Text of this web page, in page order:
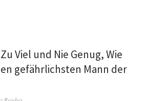
Viel und Nie Genug, Wie
gefährlichsten Mann der